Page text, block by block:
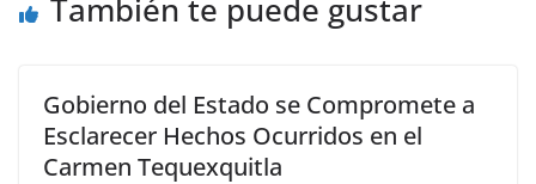
También te puede gustar
Gobierno del Estado se Compromete a
Esclarecer Hechos Ocurridos en el
Carmen Tequexquitla